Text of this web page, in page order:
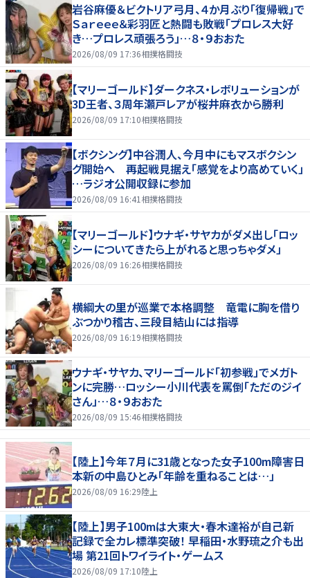
岩谷麻優＆ビクトリア弓月、４か月ぶり「復帰戦」で
Ｓａｒｅｅｅ＆彩羽匠と熱闘も敗戦「プロレス大好
き…プロレス頑張ろう」…８・９おおた
2026/08/09 17:36相撲格闘技
【マリーゴールド】ダークネス・レボリューションが
3D王者、３周年瀬戸レアが桜井麻衣から勝利
2026/08/09 17:10相撲格闘技
【ボクシング】中谷潤人、今月中にもマスボクシン
グ開始へ 再起戦見据え「感覚をより高めていく」
…ラジオ公開収録に参加
2026/08/09 16:41 相撲格闘技
【マリーゴールド】ウナギ・サヤカがダメ出し「ロッ
シーについてきたら上がれると思っちゃダメ」
2026/08/09 16:26相撲格闘技
横綱大の里が巡業で本格調整 竜電に胸を借り
ぶつかり稽古、三段目結山には指導
2026/08/09 16:19相撲格闘技
ウナギ・サヤカ、マリーゴールド「初参戦」でメガト
ンに完勝…ロッシー小川代表を罵倒「ただのジイ
さん」…８・９おおた
2026/08/09 15:46相撲格闘技
【陸上】今年７月に31歳となった女子100m障害日
本新の中島ひとみ「年齢を重ねることは…」
2026/08/09 16:29陸上
【陸上】男子100mは大東大・春木達裕が自己新
記録で全カレ標準突破！ 早稲田・水野琉之介も出
場 第21回トワイライト・ゲームス
2026/08/09 17:10陸上